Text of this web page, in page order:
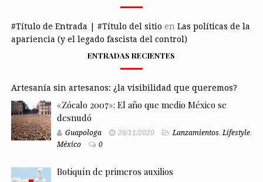
#Título de Entrada | #Título del sitio en Las políticas de la
apariencia (y el legado fascista del control)
ENTRADAS RECIENTES
Artesanía sin artesanos: ¿la visibilidad que queremos?
«Zócalo 2007»: El año que medio México se
desnudó
Guapologa 26/11/2020 Lanzamientos,Lifestyle,
México
0
Botiquín de primeros auxilios